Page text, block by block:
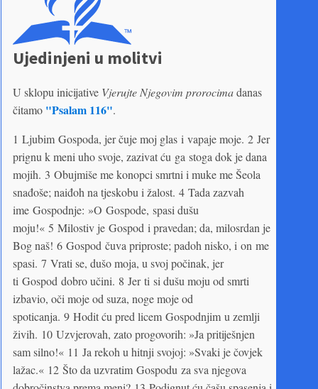
Ujedinjeni u molitvi
U sklopu inicijative Vjerujte Njegovim prorocimadanas
čitamo "Psalam 116".
1 Ljubim Gospoda, jer čuje moj glas i vapaje moje. 2 Jer
prignu k meni uho svoje, zazivat ću ga stoga dok je dana
mojih. 3 Obujmiše me konopci smrtni i muke me Šeola
snađoše; naiđoh na tjeskobu i žalost. 4 Tada zazvah
ime Gospodnje: »O Gospode, spasi dušu
moju!« 5 Milostiv je Gospod i pravedan; da, milosrdan je
Bog naš! 6 Gospod čuva priproste; padoh nisko, i on me
spasi. 7 Vrati se, dušo moja, u svoj počinak, jer
ti Gospod dobro učini. 8 Jer ti si dušu moju od smrti
izbavio, oči moje od suza, noge moje od
spoticanja. 9 Hodit ću pred licem Gospodnjim u zemlji
živih. 10 Uzvjerovah, zato progovorih: »Ja pritiješnjen
sam silno!« 11 Ja rekoh u hitnji svojoj: »Svaki je čovjek
lažac.« 12 Što da uzvratim Gospodu za sva njegova